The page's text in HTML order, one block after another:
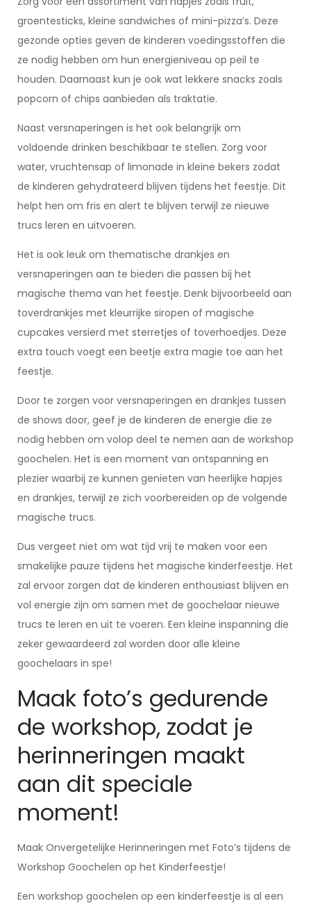
groentesticks, kleine sandwiches of mini-pizza’s. Deze
gezonde opties geven de kinderen voedingsstoffen die
ze nodig hebben om hun energieniveau op peil te
houden. Daarnaast kun je ook wat lekkere snacks zoals
popcorn of chips aanbieden als traktatie.
Naast versnaperingen is het ook belangrijk om
voldoende drinken beschikbaar te stellen. Zorg voor
water, vruchtensap of limonade in kleine bekers zodat
de kinderen gehydrateerd blijven tijdens het feestje. Dit
helpt hen om fris en alert te blijven terwijl ze nieuwe
trucs leren en uitvoeren.
Het is ook leuk om thematische drankjes en
versnaperingen aan te bieden die passen bij het
magische thema van het feestje. Denk bijvoorbeeld aan
toverdrankjes met kleurrijke siropen of magische
cupcakes versierd met sterretjes of toverhoedjes. Deze
extra touch voegt een beetje extra magie toe aan het
feestje.
Door te zorgen voor versnaperingen en drankjes tussen
de shows door, geef je de kinderen de energie die ze
nodig hebben om volop deel te nemen aan de workshop
goochelen. Het is een moment van ontspanning en
plezier waarbij ze kunnen genieten van heerlijke hapjes
en drankjes, terwijl ze zich voorbereiden op de volgende
magische trucs.
Dus vergeet niet om wat tijd vrij te maken voor een
smakelijke pauze tijdens het magische kinderfeestje. Het
zal ervoor zorgen dat de kinderen enthousiast blijven en
vol energie zijn om samen met de goochelaar nieuwe
trucs te leren en uit te voeren. Een kleine inspanning die
zeker gewaardeerd zal worden door alle kleine
goochelaars in spe!
Maak foto’s gedurende
de workshop, zodat je
herinneringen maakt
aan dit speciale
moment!
Maak Onvergetelijke Herinneringen met Foto’s tijdens de
Workshop Goochelen op het Kinderfeestje!
Een workshop goochelen op een kinderfeestje is al een